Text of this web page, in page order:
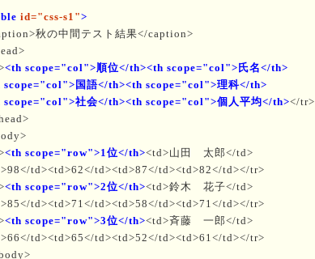
id="css-s1">
秋の中間テスト結果</caption>
<th scope="col">順位</th><th scope="col">氏名</th>
scope="col">国語</th><th scope="col">理科</th>
scope="col">社会</th><th scope="col">個人平均</th></tr>
<th scope="row">1位</th><td>山田 太郎</td>
td><td>62</td><td>87</td><td>82</td></tr>
<th scope="row">2位</th><td>鈴木 花子</td>
td><td>71</td><td>58</td><td>71</td></tr>
<th scope="row">3位</th><td>斉藤 一郎</td>
td><td>65</td><td>52</td><td>61</td></tr>